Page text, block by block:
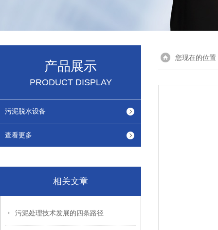
产品展示
PRODUCT DISPLAY
污泥脱水设备
查看更多
相关文章
污泥处理技术发展的四条路径
您现在的位置